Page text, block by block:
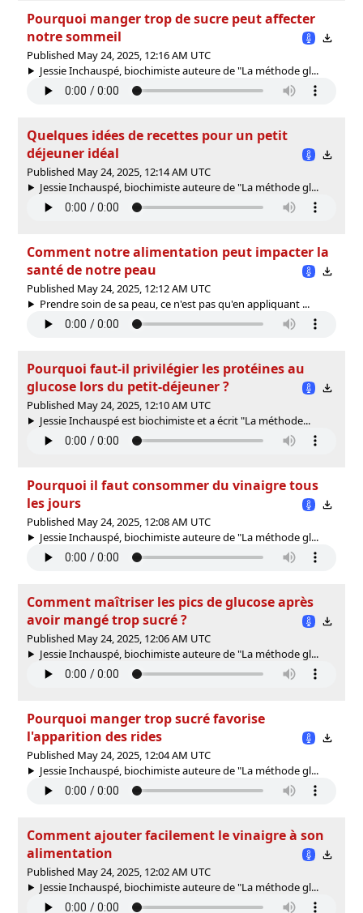
Pourquoi manger trop de sucre peut affecter
notre sommeil
Published May 24, 2025, 12:16 AM UTC
Jessie Inchauspé, biochimiste auteure de "La méthode gl...
Quelques idées de recettes pour un petit
déjeuner idéal
Published May 24, 2025, 12:14 AM UTC
Jessie Inchauspé, biochimiste auteure de "La méthode gl...
Comment notre alimentation peut impacter la
santé de notre peau
Published May 24, 2025, 12:12 AM UTC
Prendre soin de sa peau, ce n'est pas qu'en appliquant ...
Pourquoi faut-il privilégier les protéines au
glucose lors du petit-déjeuner ?
Published May 24, 2025, 12:10 AM UTC
Jessie Inchauspé est biochimiste et a écrit "La méthode...
Pourquoi il faut consommer du vinaigre tous
les jours
Published May 24, 2025, 12:08 AM UTC
Jessie Inchauspé, biochimiste auteure de "La méthode gl...
Comment maîtriser les pics de glucose après
avoir mangé trop sucré ?
Published May 24, 2025, 12:06 AM UTC
Jessie Inchauspé, biochimiste auteure de "La méthode gl...
Pourquoi manger trop sucré favorise
l'apparition des rides
Published May 24, 2025, 12:04 AM UTC
Jessie Inchauspé, biochimiste auteure de "La méthode gl...
Comment ajouter facilement le vinaigre à son
alimentation
Published May 24, 2025, 12:02 AM UTC
Jessie Inchauspé, biochimiste auteure de "La méthode gl...